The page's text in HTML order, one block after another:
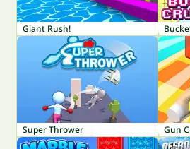
Giant Rush!
Super Thrower Gun